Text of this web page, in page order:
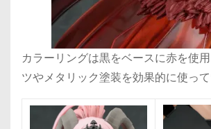
カラーリングは黒をベースに赤を使
ツやメタリック塗装を効果的に使って